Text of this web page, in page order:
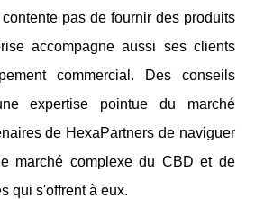
pas de fournir des produits
accompagne aussi ses clients
commercial. Des conseils
expertise pointue du marché
de HexaPartners de naviguer
marché complexe du CBD et de
qui s'offrent à eux.